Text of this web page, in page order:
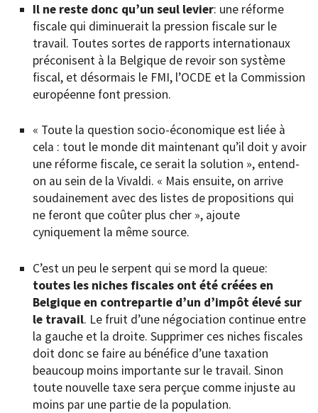
Il ne reste donc qu’un seul levier: une réforme
fiscale qui diminuerait la pression fiscale sur le
travail. Toutes sortes de rapports internationaux
préconisent à la Belgique de revoir son système
fiscal, et désormais le FMI, l’OCDE et la Commission
européenne font pression.
« Toute la question socio-économique est liée à
cela : tout le monde dit maintenant qu’il doit y avoir
une réforme fiscale, ce serait la solution », entend-
on au sein de la Vivaldi. « Mais ensuite, on arrive
soudainement avec des listes de propositions qui
ne feront que coûter plus cher », ajoute
cyniquement la même source.
C’est un peu le serpent qui se mord la queue:
toutes les niches fiscales ont été créées en
Belgique en contrepartie d’un d’impôt élevé sur
le travail. Le fruit d’une négociation continue entre
la gauche et la droite. Supprimer ces niches fiscales
doit donc se faire au bénéfice d’une taxation
beaucoup moins importante sur le travail. Sinon
toute nouvelle taxe sera perçue comme injuste au
moins par une partie de la population.